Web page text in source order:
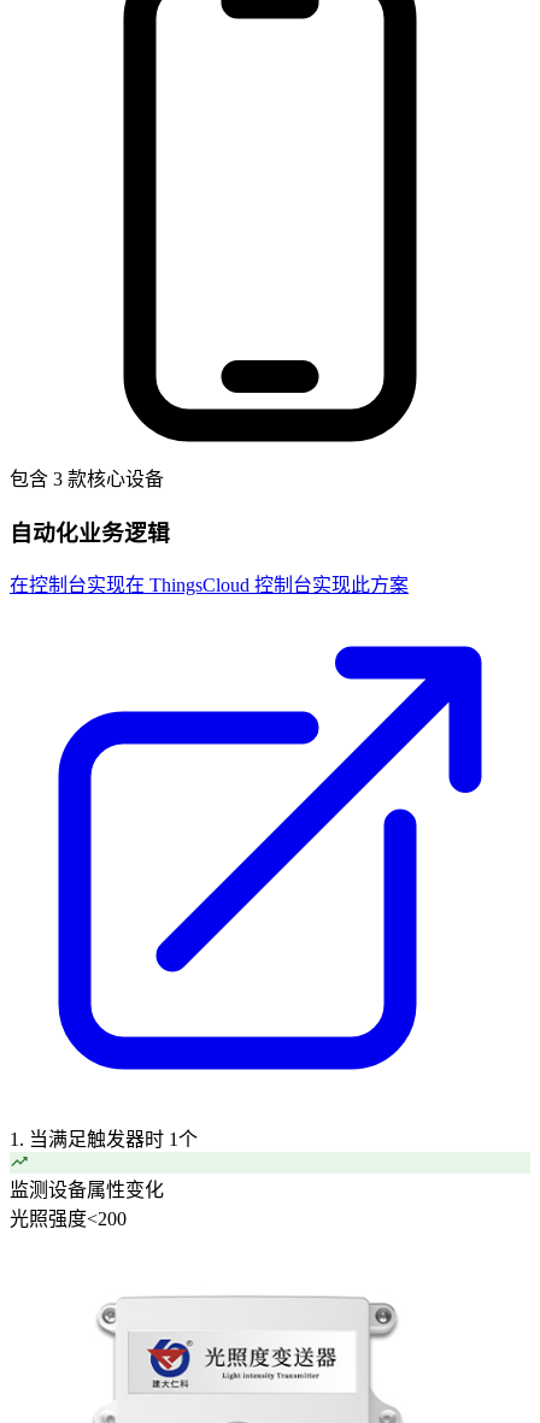
包含 3 款核心设备
自动化业务逻辑
在控制台实现在 ThingsCloud 控制台实现此方案
1. 当满足触发器时 1个
监测设备属性变化
光照强度<200